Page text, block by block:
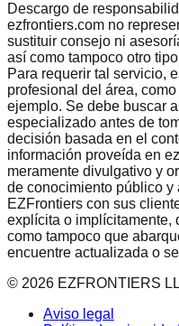
Descargo de
ezfrontiers.com no
sustituir consejo ni
así como tampoco otro
Para requerir tal servicio,
profesional del área,
ejemplo. Se debe buscar
especializado antes de
decisión basada en el
información proveída en
meramente divulgativo y
de conocimiento público
EZFrontiers con sus
explícita o implícitamente,
como tampoco que
encuentre actualizada o
© 2026 EZFRONTIERS
Aviso legal